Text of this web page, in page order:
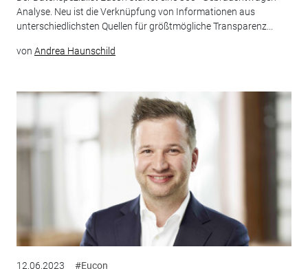
Analyse. Neu ist die Verknüpfung von Informationen aus
unterschiedlichsten Quellen für größtmögliche Transparenz...
von Andrea Haunschild
12.06.2023 #Eucon